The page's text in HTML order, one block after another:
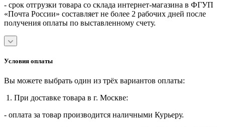
- срок отгрузки товара со склада интернет-магазина в ФГУП
«Почта России» составляет не более 2 рабочих дней после
получения оплаты по выставленному счету.
Условия оплаты
Вы можете выбрать один из трёх вариантов оплаты:
1. При доставке товара в г. Москве:
- оплата за товар производится наличными Курьеру.